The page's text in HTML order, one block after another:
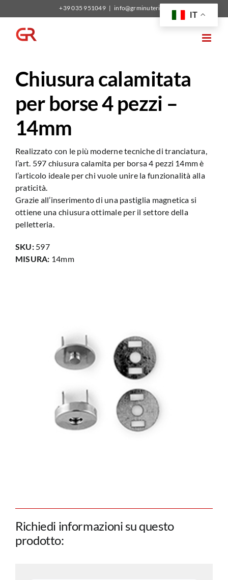
al
contenuto
+39 035 951049 | info@grminuterie.it
Chiusura calamitata
per borse 4 pezzi –
14mm
Realizzato con le più moderne tecniche di tranciatura,
l’art. 597 chiusura calamita per borsa 4 pezzi 14mm è
l’articolo ideale per chi vuole unire la funzionalità alla
praticità.
Grazie all’inserimento di una pastiglia magnetica si
ottiene una chiusura ottimale per il settore della
pelletteria.
SKU:597
MISURA: 14mm
Richiedi informazioni su questo
prodotto:
IT